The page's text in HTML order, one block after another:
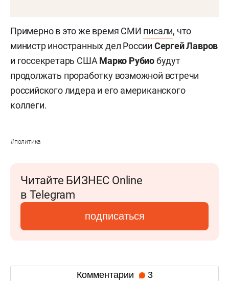
Примерно в это же время СМИ писали, что
министр иностранных дел России Сергей Лавров
и госсекретарь США Марко Рубиобудут
продолжать проработку возможной встречи
российского лидера и его американского
коллеги.
#политика
Читайте БИЗНЕС Online
в Telegram
подписаться
Комментарии 3